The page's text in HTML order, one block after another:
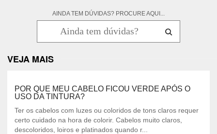
AINDA TEM DÚVIDAS? PROCURE AQUI...
VEJA MAIS
POR QUE MEU CABELO FICOU VERDE APÓS O
USO DA TINTURA?
Ter os cabelos com luzes ou coloridos de tons claros requer
certo cuidado na hora de colorir. Cabelos muito claros,
descoloridos, loiros e platinados quando r...